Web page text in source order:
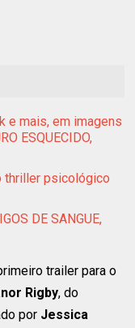
e mais, em imagens
ESQUECIDO,
thriller psicológico
DE SANGUE,
trailer para o
Rigby, do
por Jessica